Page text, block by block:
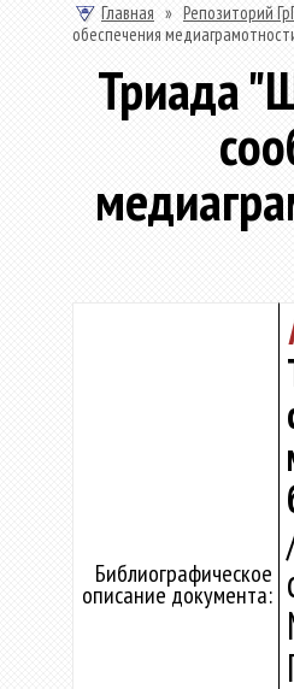
Главная » Репозиторий
обеспечения
Триада
Библиографическое
описание документа: